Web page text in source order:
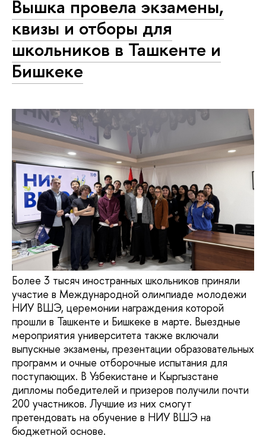
Вышка провела экзамены,
квизы и отборы для
школьников в Ташкенте и
Бишкеке
Более 3 тысяч иностранных школьников приняли
участие в Международной олимпиаде молодежи
НИУ ВШЭ, церемонии награждения которой
прошли в Ташкенте и Бишкеке в марте. Выездные
мероприятия университета также включали
выпускные экзамены, презентации образовательных
программ и очные отборочные испытания для
поступающих. В Узбекистане и Кыргызстане
дипломы победителей и призеров получили почти
200 участников. Лучшие из них смогут
претендовать на обучение в НИУ ВШЭ на
бюджетной основе.